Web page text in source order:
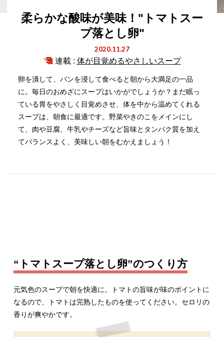
柔らかな酸味が美味！"トマトスー
プ落とし卵"
2020.11.27
連載 : 体が目覚めるやさしいスープ
卵を潰して、パンを浸して食べると朝から大満足の一品
に。毎日のおめざにスープはいかがでしょうか？まだ眠っ
ている胃をやさしく目覚めさせ、体を中から温めてくれる
スープは、朝食に最適です。野菜やきのこをメインにし
て、肉や豆腐、牛乳やチーズなど旨味とタンパク質を加え
てバランスよく、美味しい朝をむかえましょう！
“トマトスープ落とし卵”のつくり方
元気色のスープで朝を快適に。トマトの旨味が味のポイントに
なるので、トマトは完熟したものを使ってください。セロリの
香りが爽やかです。